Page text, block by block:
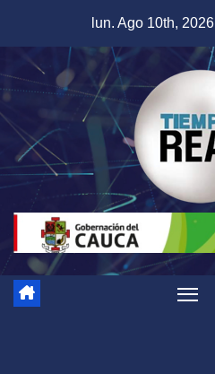
contenido
lun. Ago 10th, 2026